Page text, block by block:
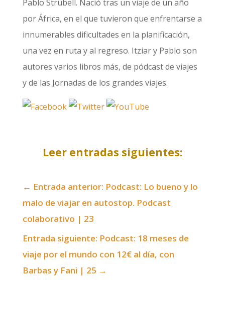
Pablo Strubell. Nació tras un viaje de un año
por África, en el que tuvieron que enfrentarse a
innumerables dificultades en la planificación,
una vez en ruta y al regreso. Itziar y Pablo son
autores varios libros más, de pódcast de viajes
y de las Jornadas de los grandes viajes.
Leer entradas siguientes:
← Entrada anterior: Podcast: Lo bueno y lo
malo de viajar en autostop. Podcast
colaborativo | 23
Entrada siguiente: Podcast: 18 meses de
viaje por el mundo con 12€ al día, con
Barbas y Fani | 25 →